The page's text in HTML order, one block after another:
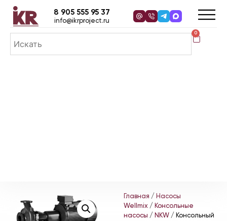
0
8 905 555 95 37
info@ikrproject.ru
Главная / Насосы
Wellmix / Консольные
насосы / NKW / Консольный